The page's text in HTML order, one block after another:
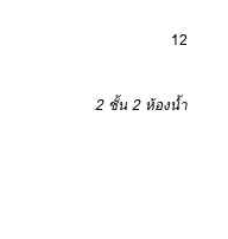
12
2 ชั้น 2 ห้องน้ำ